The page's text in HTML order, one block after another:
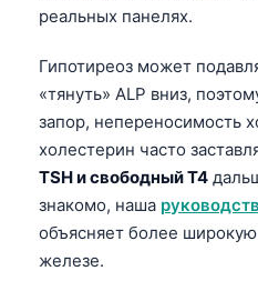
реальных панелях.
Гипотиреоз может
«тянуть» ALP вниз,
запор, непереносимость
холестерин часто
TSH и свободный T4
знакомо, наша
объясняет более
железе.
Basa Jawa
Cebuano
ئۇيغۇرچە
Кыргызча
Татар теле
Беларуская мова
Frysk